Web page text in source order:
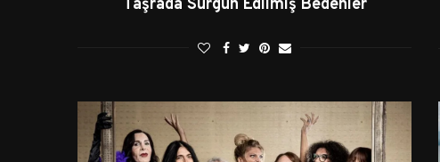
Taşrada Sürgün Edilmiş Bedenler